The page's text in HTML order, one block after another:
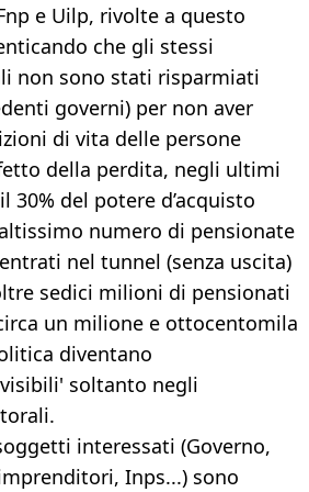
e Uilp, rivolte a questo
che gli stessi
non sono stati risparmiati
governi) per non aver
di vita delle persone
della perdita, negli ultimi
30% del potere d’acquisto
numero di pensionate
nel tunnel (senza uscita)
sedici milioni di pensionati
un milione e ottocentomila
diventano
soltanto negli
interessati (Governo,
Inps...) sono